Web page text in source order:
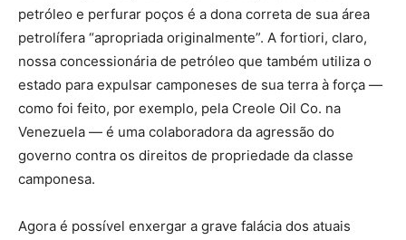
petróleo e perfurar poços é a dona correta de sua área
petrolífera “apropriada originalmente”. A fortiori, claro,
nossa concessionária de petróleo que também utiliza o
estado para expulsar camponeses de sua terra à força —
como foi feito, por exemplo, pela Creole Oil Co. na
Venezuela — é uma colaboradora da agressão do
governo contra os direitos de propriedade da classe
camponesa.
Agora é possível enxergar a grave falácia dos atuais